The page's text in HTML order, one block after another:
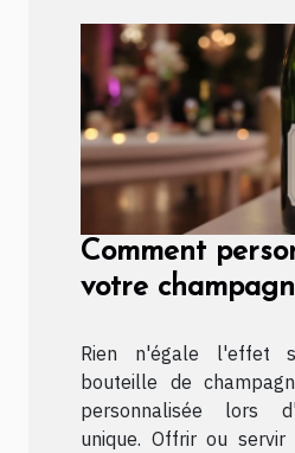
Comment
votre
Rien n'égale l'effet
bouteille de
personnalisée lors
unique. Offrir ou